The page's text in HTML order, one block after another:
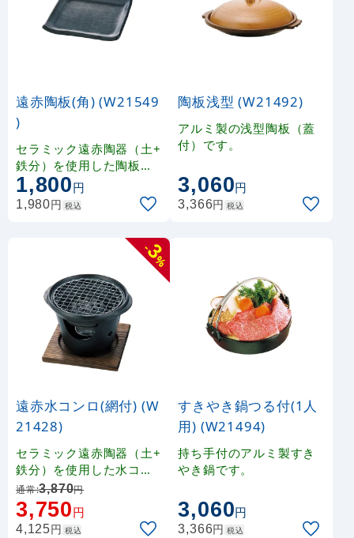
遠赤陶板(角) (W21549
)
セラミック遠赤陶器（土+
鉄分）を使用した陶板で
す。
1,800円
1,980円 税込
陶板浅型 (W21492)
アルミ製の浅型陶板（蓋
付）です。
3,060円
3,366円 税込
-
3
%
遠赤水コンロ(網付) (W
21428)
セラミック遠赤陶器（土+
鉄分）を使用した水コン
ロです。
通常:3,870円
3,750円
4,125円 税込
すきやき鍋つる付(1人
用) (W21494)
持ち手付のアルミ製すき
やき鍋です。
3,060円
3,366円 税込